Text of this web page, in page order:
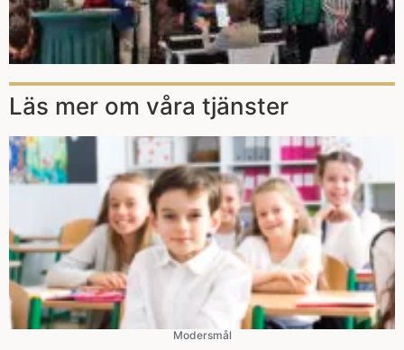
Läs mer om våra tjänster
Modersmål